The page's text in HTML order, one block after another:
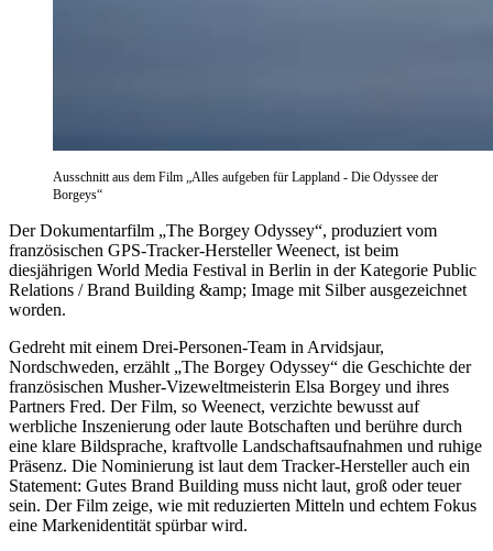
Ausschnitt aus dem Film „Alles aufgeben für Lappland - Die Odyssee der
Borgeys“
Der Dokumentarfilm „The Borgey Odyssey“, produziert vom
französischen GPS-Tracker-Hersteller Weenect, ist beim
diesjährigen World Media Festival in Berlin in der Kategorie Public
Relations / Brand Building &amp; Image mit Silber ausgezeichnet
worden.
Gedreht mit einem Drei-Personen-Team in Arvidsjaur,
Nordschweden, erzählt „The Borgey Odyssey“ die Geschichte der
französischen Musher-Vizeweltmeisterin Elsa Borgey und ihres
Partners Fred. Der Film, so Weenect, verzichte bewusst auf
werbliche Inszenierung oder laute Botschaften und berühre durch
eine klare Bildsprache, kraftvolle Landschaftsaufnahmen und ruhige
Präsenz. Die Nominierung ist laut dem Tracker-Hersteller auch ein
Statement: Gutes Brand Building muss nicht laut, groß oder teuer
sein. Der Film zeige, wie mit reduzierten Mitteln und echtem Fokus
eine Markenidentität spürbar wird.